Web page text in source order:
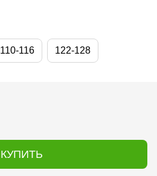
110-116 122-128
КУПИТЬ